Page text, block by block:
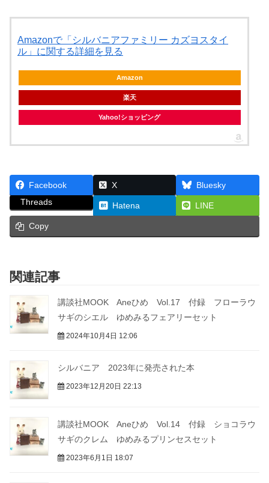
Amazonで「シルバニアファミリー カズヨスタイ
ル」に関する詳細を見る
Amazon
楽天
Yahoo!ショッピング
Facebook X
Bluesky
Threads
Hatena LINE
Copy
関連記事
講談社MOOK Aneひめ Vol.17 付録 フローラウ
サギのシエル ゆめみるフェアリーセット
2024年10月4日 12:06
シルバニア 2023年に発売された本
2023年12月20日 22:13
講談社MOOK Aneひめ Vol.14 付録 ショコラウ
サギのクレム ゆめみるプリンセスセット
2023年6月1日 18:07